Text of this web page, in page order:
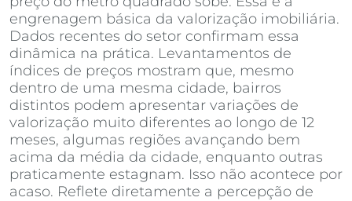
engrenagem básica da valorização imobiliária.
Dados recentes do setor confirmam essa
dinâmica na prática. Levantamentos de
índices de preços mostram que, mesmo
dentro de uma mesma cidade, bairros
distintos podem apresentar variações de
valorização muito diferentes ao longo de 12
meses, algumas regiões avançando bem
acima da média da cidade, enquanto outras
praticamente estagnam. Isso não acontece por
acaso. Reflete diretamente a percepção de